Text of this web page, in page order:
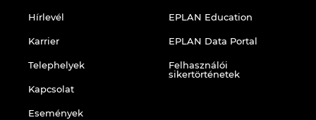
Hírlevél
Karrier
Telephelyek
Kapcsolat
Események
EPLAN Education
EPLAN Data Portal
Felhasználói
sikertörténetek